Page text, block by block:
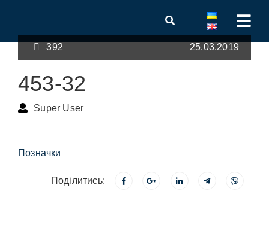
392 25.03.2019
453-32
Super User
Позначки
Поділитись: